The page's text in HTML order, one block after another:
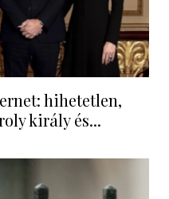
hihetetlen,
király és...